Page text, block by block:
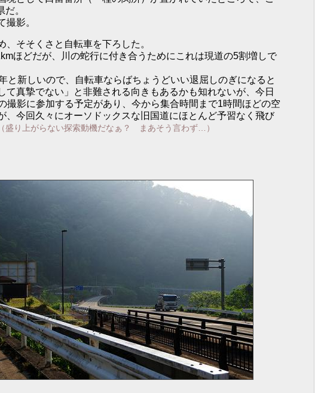
。
撮影。
そそくさと自転車を下ろした。
ほどだが、川の蛇行に付き合うためにこれは現道の5割増しで
と新しいので、自転車ならばちょうどいい退屈しのぎになると
て真摯でない」と非難される向きもあるかも知れないが、今日
撮影に参加する予定があり、今から集合時間まで1時間ほどの空
、今回久々にオーソドックスな旧国道にほとんど予習なく飛び
（盛り上がらない探索動機だなぁ？ まあそう言わず…）